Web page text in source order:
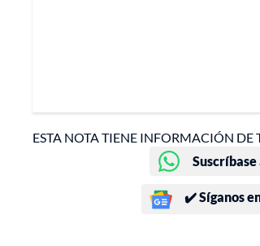
ESTA NOTA TIENE INFORMACIÓN
Suscríbase
✔️ Síganos